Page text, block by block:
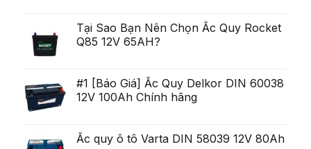
tiga
Chirurgie
mult
mai
Tại Sao Bạn Nên Chọn Ắc Quy Rocket
Q85 12V 65AH?
#1 [Báo Giá] Ắc Quy Delkor DIN 60038
12V 100Ah Chính hãng
Ắc quy ô tô Varta DIN 58039 12V 80Ah